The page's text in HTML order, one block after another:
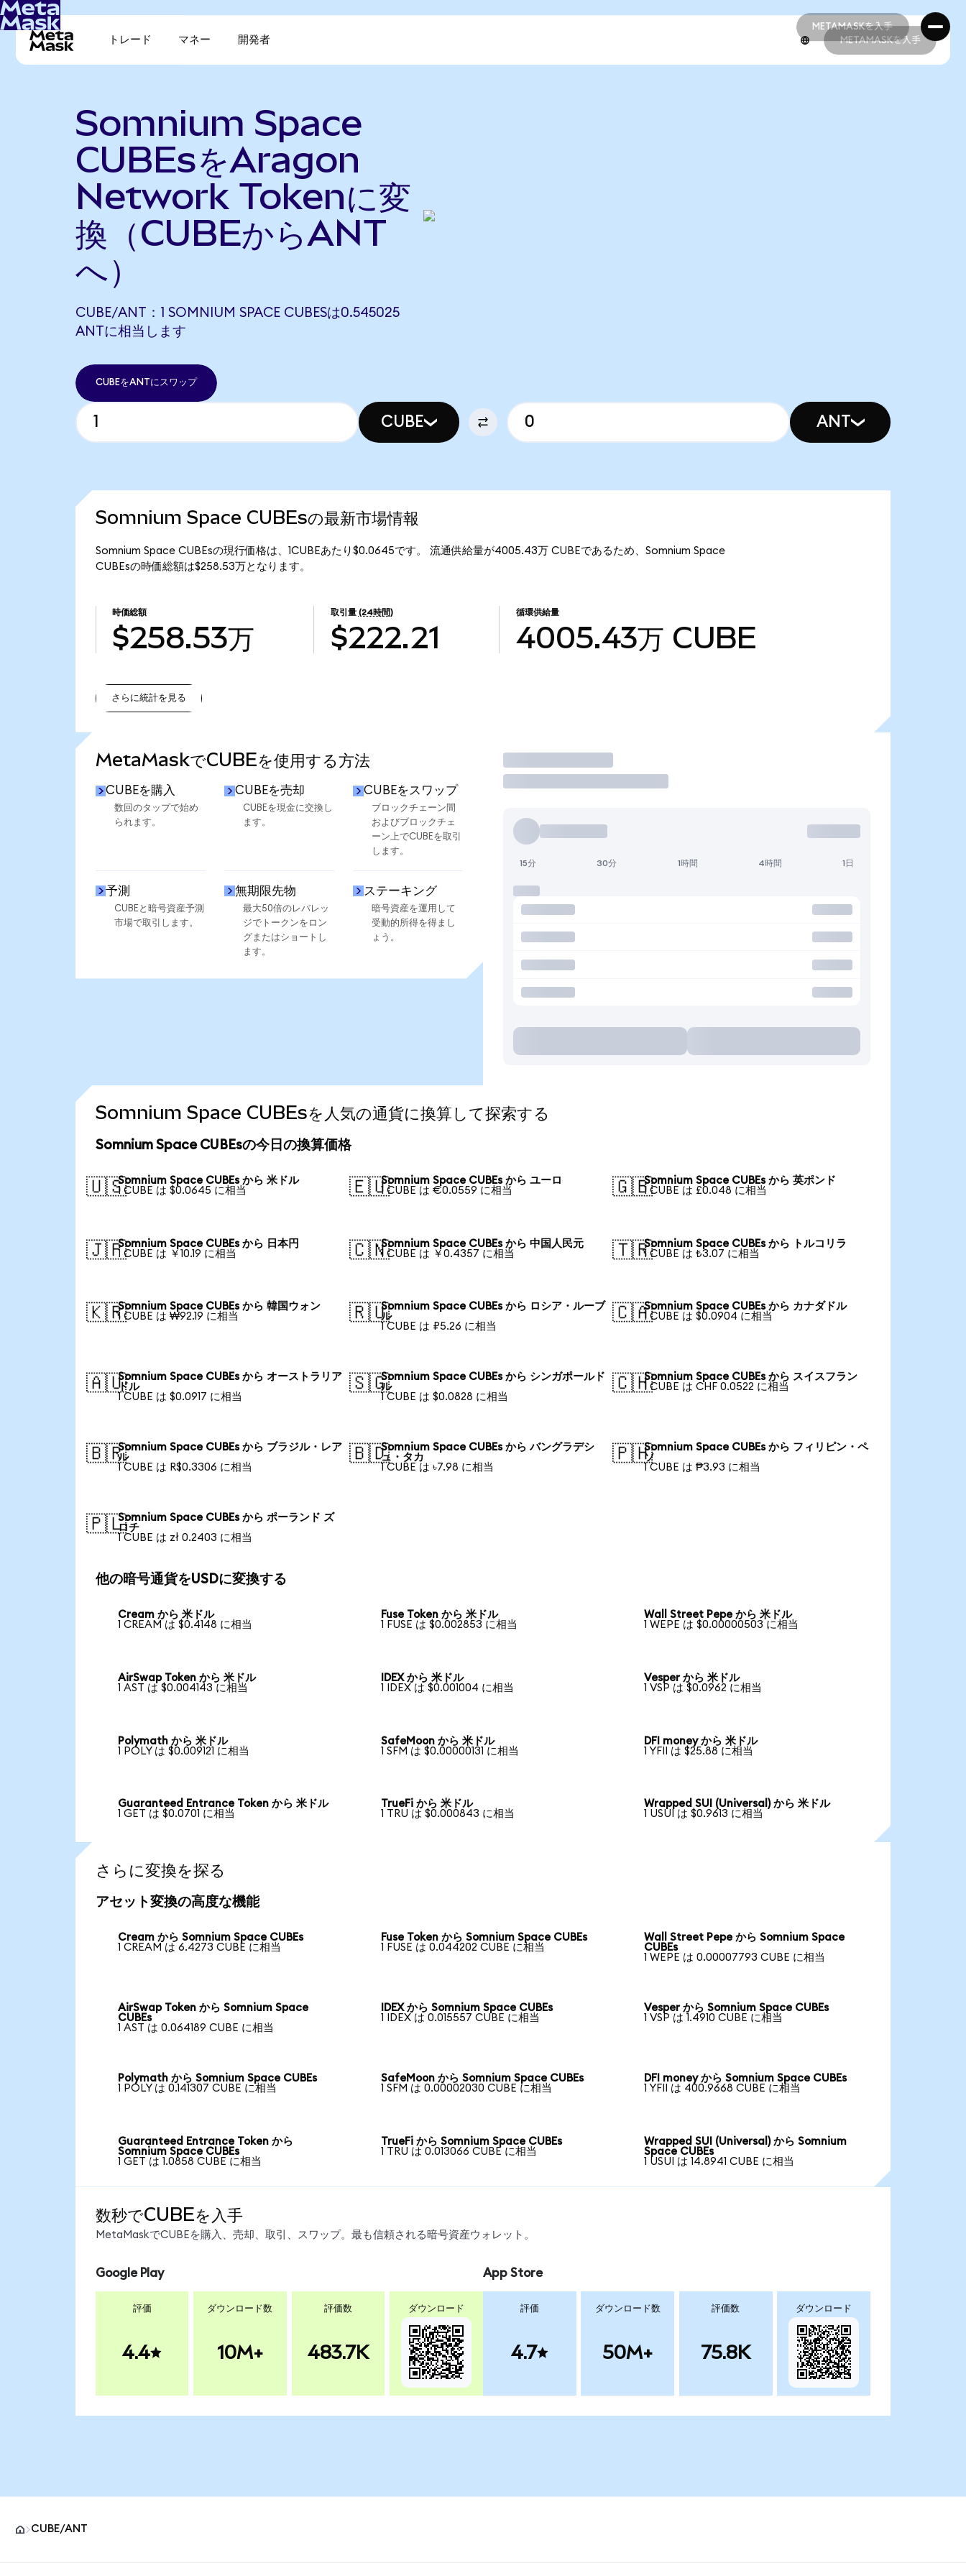
METAMASKを入手
METAMASKを入手
トレード マネー 開発者 METAMASKを入手
Somnium Space
CUBEsをAragon
Network Tokenに変
換（CUBEからANT
へ）
CUBE/ANT：1 SOMNIUM SPACE CUBESは0.545025
ANTに相当します
CUBEをANTにスワップ
CUBE ANT
Somnium Space CUBEsの最新市場情報
Somnium Space CUBEsの現行価格は、1CUBEあたり$0.0645です。 流通供給量が4005.43万 CUBEであるため、Somnium Space
CUBEsの時価総額は$258.53万となります。
時価総額
$258.53万
取引量 (24時間)
$222.21
循環供給量
4005.43万 CUBE
さらに統計を見る
MetaMaskでCUBEを使用する方法
CUBEを購入
数回のタップで始め
られます。
CUBEを売却
CUBEを現金に交換し
ます。
CUBEをスワップ
ブロックチェーン間
およびブロックチェ
ーン上でCUBEを取引
します。
予測
CUBEと暗号資産予測
市場で取引します。
無期限先物
最大50倍のレバレッ
ジでトークンをロン
グまたはショートし
ます。
ステーキング
暗号資産を運用して
受動的所得を得まし
ょう。
取引
15分 30分 1時間 4時間 1日
Somnium Space CUBEsを人気の通貨に換算して探索する
Somnium Space CUBEsの今日の換算価格
🇺🇸Somnium Space CUBEs から 米ドル
1 CUBE は $0.0645 に相当
🇪🇺Somnium Space CUBEs から ユーロ
1 CUBE は €0.0559 に相当
🇬🇧Somnium Space CUBEs から 英ポンド
1 CUBE は £0.048 に相当
🇯🇵Somnium Space CUBEs から 日本円
1 CUBE は ￥10.19 に相当
🇨🇳Somnium Space CUBEs から 中国人民元
1 CUBE は ￥0.4357 に相当
🇹🇷Somnium Space CUBEs から トルコリラ
1 CUBE は ₺3.07 に相当
🇰🇷Somnium Space CUBEs から 韓国ウォン
1 CUBE は ₩92.19 に相当
🇷🇺Somnium Space CUBEs から ロシア・ルーブ
ル
1 CUBE は ₽5.26 に相当
🇨🇦Somnium Space CUBEs から カナダドル
1 CUBE は $0.0904 に相当
🇦🇺Somnium Space CUBEs から オーストラリア
ドル
1 CUBE は $0.0917 に相当
🇸🇬Somnium Space CUBEs から シンガポールド
ル
1 CUBE は $0.0828 に相当
🇨🇭Somnium Space CUBEs から スイスフラン
1 CUBE は CHF 0.0522 に相当
🇧🇷Somnium Space CUBEs から ブラジル・レア
ル
1 CUBE は R$0.3306 に相当
🇧🇩Somnium Space CUBEs から バングラデシ
ュ・タカ
1 CUBE は ৳7.98 に相当
🇵🇭Somnium Space CUBEs から フィリピン・ペ
ソ
1 CUBE は ₱3.93 に相当
🇵🇱Somnium Space CUBEs から ポーランド ズ
ロチ
1 CUBE は zł 0.2403 に相当
他の暗号通貨をUSDに変換する
Cream から 米ドル
1 CREAM は $0.4148 に相当
Fuse Token から 米ドル
1 FUSE は $0.002853 に相当
Wall Street Pepe から 米ドル
1 WEPE は $0.00000503 に相当
AirSwap Token から 米ドル
1 AST は $0.004143 に相当
IDEX から 米ドル
1 IDEX は $0.001004 に相当
Vesper から 米ドル
1 VSP は $0.0962 に相当
Polymath から 米ドル
1 POLY は $0.009121 に相当
SafeMoon から 米ドル
1 SFM は $0.00000131 に相当
DFI money から 米ドル
1 YFII は $25.88 に相当
Guaranteed Entrance Token から 米ドル
1 GET は $0.0701 に相当
TrueFi から 米ドル
1 TRU は $0.000843 に相当
Wrapped SUI (Universal) から 米ドル
1 USUI は $0.9613 に相当
さらに変換を探る
アセット変換の高度な機能
Cream から Somnium Space CUBEs
1 CREAM は 6.4273 CUBE に相当
Fuse Token から Somnium Space CUBEs
1 FUSE は 0.044202 CUBE に相当
Wall Street Pepe から Somnium Space
CUBEs
1 WEPE は 0.00007793 CUBE に相当
AirSwap Token から Somnium Space
CUBEs
1 AST は 0.064189 CUBE に相当
IDEX から Somnium Space CUBEs
1 IDEX は 0.015557 CUBE に相当
Vesper から Somnium Space CUBEs
1 VSP は 1.4910 CUBE に相当
Polymath から Somnium Space CUBEs
1 POLY は 0.141307 CUBE に相当
SafeMoon から Somnium Space CUBEs
1 SFM は 0.00002030 CUBE に相当
DFI money から Somnium Space CUBEs
1 YFII は 400.9668 CUBE に相当
Guaranteed Entrance Token から
Somnium Space CUBEs
1 GET は 1.0858 CUBE に相当
TrueFi から Somnium Space CUBEs
1 TRU は 0.013066 CUBE に相当
Wrapped SUI (Universal) から Somnium
Space CUBEs
1 USUI は 14.8941 CUBE に相当
数秒でCUBEを入手
MetaMaskでCUBEを購入、売却、取引、スワップ。最も信頼される暗号資産ウォレット。
Google Play
評価
4.4
ダウンロード数
10M+
評価数
483.7K
ダウンロード
App Store
評価
4.7
ダウンロード数
50M+
評価数
75.8K
ダウンロード
CUBE/ANT